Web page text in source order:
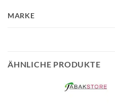
MARKE
ÄHNLICHE PRODUKTE